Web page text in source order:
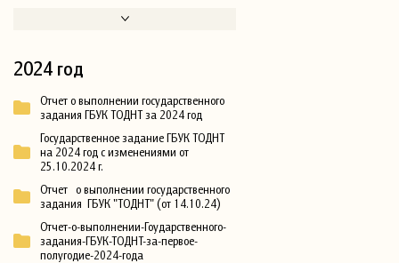
2024 год
Отчет о выполнении государственного
задания ГБУК ТОДНТ за 2024 год
Государственное задание ГБУК ТОДНТ
на 2024 год с изменениями от
25.10.2024 г.
Отчет о выполнении государственного
задания ГБУК "ТОДНТ" (от 14.10.24)
Отчет-о-выполнении-Гоударственного-
задания-ГБУК-ТОДНТ-за-первое-
полугодие-2024-года